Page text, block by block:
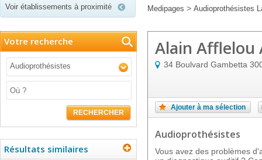
Voir établissements à proximité Medipages > Audioprothésistes
Votre recherche
Audioprothésistes
RECHERCHER
Résultats similaires
Alain Afflelou
34 Boulvard Gambetta
Ajouter à ma sélection
Audioprothésistes
Vous avez des problèmes